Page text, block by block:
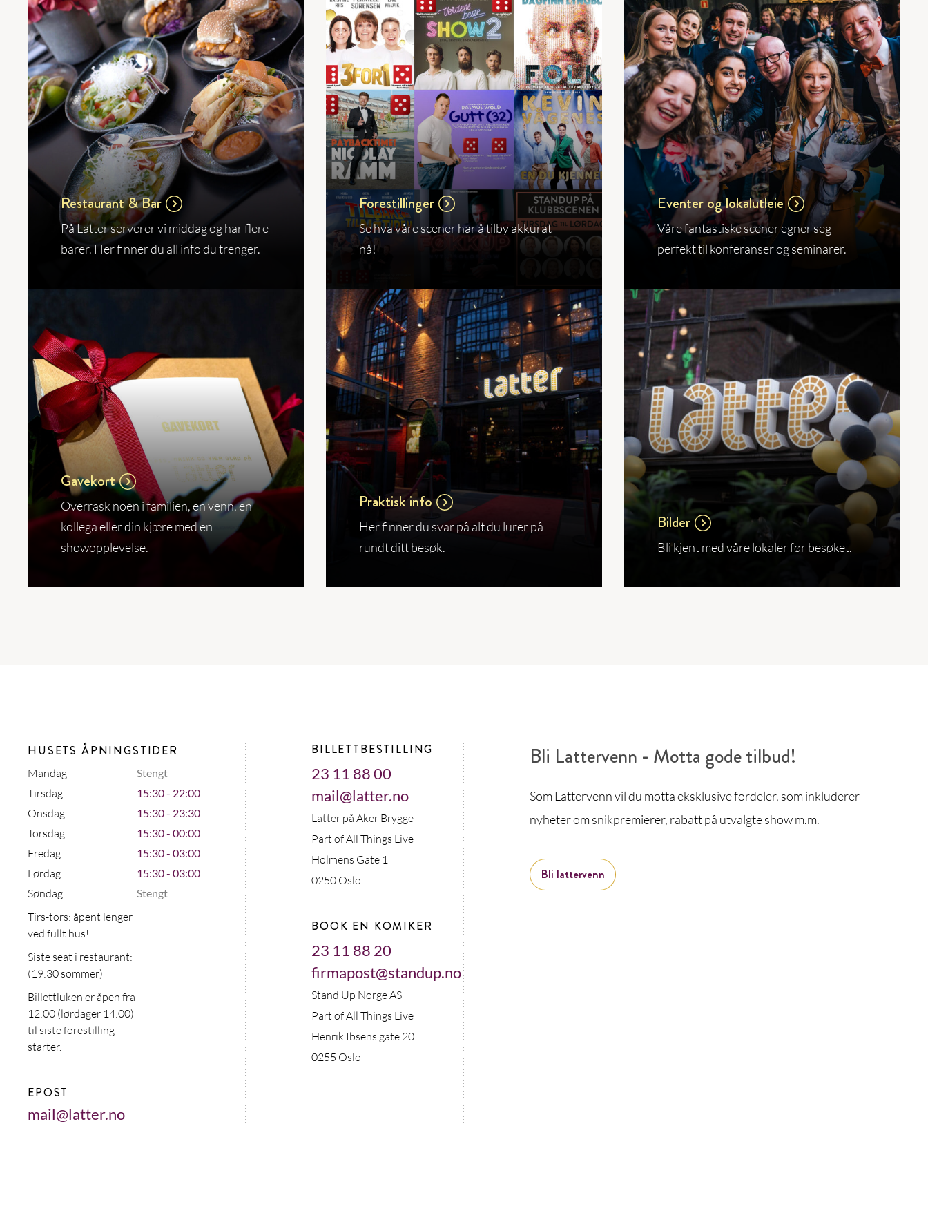
Restaurant & Bar
På Latter serverer vi middag og har flere
barer. Her finner du all info du trenger.
Forestillinger
Se hva våre scener har å tilby akkurat
nå!
Eventer og lokalutleie
Våre fantastiske scener egner seg
perfekt til konferanser og seminarer.
Gavekort
Overrask noen i familien, en venn, en
kollega eller din kjære med en
showopplevelse.
Praktisk info
Her finner du svar på alt du lurer på
rundt ditt besøk.
Bilder
Bli kjent med våre lokaler før besøket.
HUSETS ÅPNINGSTIDER
Mandag Stengt
Tirsdag 15:30 - 22:00
Onsdag 15:30 - 23:30
Torsdag 15:30 - 00:00
Fredag 15:30 - 03:00
Lørdag 15:30 - 03:00
Søndag Stengt
Tirs-tors: åpent lenger
ved fullt hus!
Siste seat i restaurant:
(19:30 sommer)
Billettluken er åpen fra
12:00 (lørdager 14:00)
til siste forestilling
starter.
EPOST
mail@latter.no
BILLETTBESTILLING
23 11 88 00
mail@latter.no
Latter på Aker Brygge
Part of All Things Live
Holmens Gate 1
0250 Oslo
BOOK EN KOMIKER
23 11 88 20
firmapost@standup.no
Stand Up Norge AS
Part of All Things Live
Henrik Ibsens gate 20
0255 Oslo
Bli Lattervenn - Motta gode tilbud!
Som Lattervenn vil du motta eksklusive fordeler, som inkluderer
nyheter om snikpremierer, rabatt på utvalgte show m.m.
Bli lattervenn